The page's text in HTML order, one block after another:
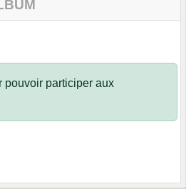
pouvoir participer aux